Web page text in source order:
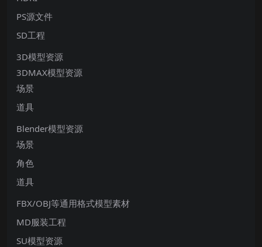
PS源文件
SD工程
3D模型资源
3DMAX模型资源
场景
道具
Blender模型资源
场景
角色
道具
FBX/OBJ等通用格式模型素材
MD服装工程
SU模型资源